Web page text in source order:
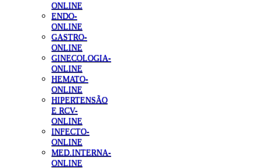
ONLINE
ENDO-
ONLINE
GASTRO-
ONLINE
GINECOLOGIA-
ONLINE
HEMATO-
ONLINE
HIPERTENSÃO
E RCV-
ONLINE
INFECTO-
ONLINE
MED.INTERNA-
ONLINE